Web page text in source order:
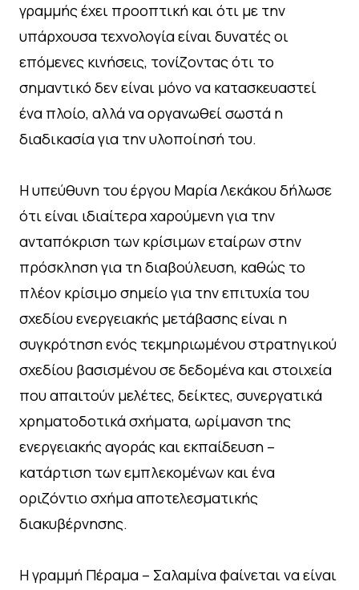
γραμμής έχει προοπτική και ότι με την
υπάρχουσα τεχνολογία είναι δυνατές οι
επόμενες κινήσεις, τονίζοντας ότι το
σημαντικό δεν είναι μόνο να κατασκευαστεί
ένα πλοίο, αλλά να οργανωθεί σωστά η
διαδικασία για την υλοποίησή του.
Η υπεύθυνη του έργου Μαρία Λεκάκου δήλωσε
ότι είναι ιδιαίτερα χαρούμενη για την
ανταπόκριση των κρίσιμων εταίρων στην
πρόσκληση για τη διαβούλευση, καθώς το
πλέον κρίσιμο σημείο για την επιτυχία του
σχεδίου ενεργειακής μετάβασης είναι η
συγκρότηση ενός τεκμηριωμένου στρατηγικού
σχεδίου βασισμένου σε δεδομένα και στοιχεία
που απαιτούν μελέτες, δείκτες, συνεργατικά
χρηματοδοτικά σχήματα, ωρίμανση της
ενεργειακής αγοράς και εκπαίδευση –
κατάρτιση των εμπλεκομένων και ένα
οριζόντιο σχήμα αποτελεσματικής
διακυβέρνησης.
Η γραμμή Πέραμα – Σαλαμίνα φαίνεται να είναι